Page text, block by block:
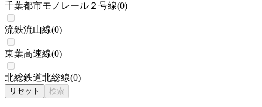
千葉都市モノレール２号線(0)
流鉄流山線(0)
東葉高速線(0)
北総鉄道北総線(0)
リセット 検索